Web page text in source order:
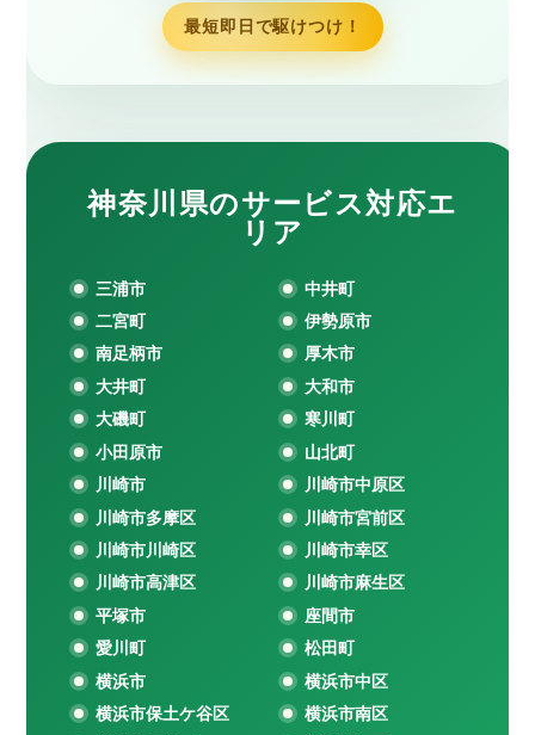
最短即日で駆けつけ！
神奈川県のサービス対応エ
リア
三浦市
中井町
二宮町
伊勢原市
南足柄市
厚木市
大井町
大和市
大磯町
寒川町
小田原市
山北町
川崎市
川崎市中原区
川崎市多摩区
川崎市宮前区
川崎市川崎区
川崎市幸区
川崎市高津区
川崎市麻生区
平塚市
座間市
愛川町
松田町
横浜市
横浜市中区
横浜市保土ケ谷区
横浜市南区